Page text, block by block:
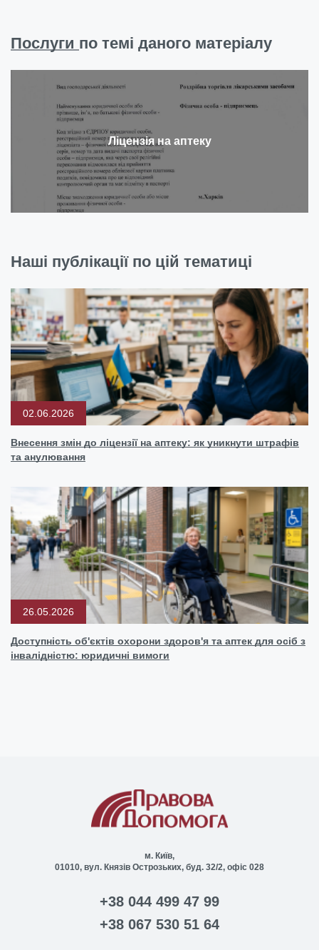
Послуги по темі даного матеріалу
Ліцензія на аптеку
Наші публікації по цій тематиці
02.06.2026
Внесення змін до ліцензії на аптеку: як уникнути штрафів
та анулювання
26.05.2026
Доступність об'єктів охорони здоров'я та аптек для осіб з
інвалідністю: юридичні вимоги
м. Київ,
01010, вул. Князів Острозьких, буд. 32/2, офіс 028
+38 044 499 47 99
+38 067 530 51 64